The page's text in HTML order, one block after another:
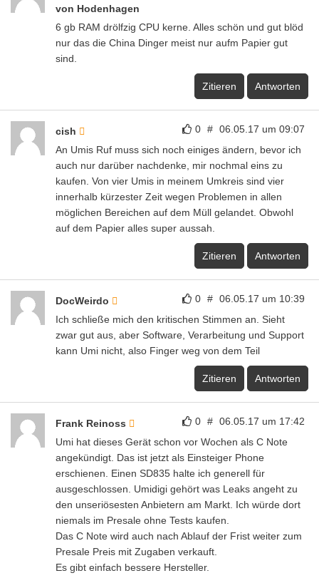
von Hodenhagen
6 gb RAM drölfzig CPU kerne. Alles schön und gut blöd
nur das die China Dinger meist nur aufm Papier gut
sind.
Zitieren Antworten
0 # 06.05.17 um 09:07
cish
An Umis Ruf muss sich noch einiges ändern, bevor ich
auch nur darüber nachdenke, mir nochmal eins zu
kaufen. Von vier Umis in meinem Umkreis sind vier
innerhalb kürzester Zeit wegen Problemen in allen
möglichen Bereichen auf dem Müll gelandet. Obwohl
auf dem Papier alles super aussah.
Zitieren Antworten
0 # 06.05.17 um 10:39
DocWeirdo
Ich schließe mich den kritischen Stimmen an. Sieht
zwar gut aus, aber Software, Verarbeitung und Support
kann Umi nicht, also Finger weg von dem Teil
Zitieren Antworten
0 # 06.05.17 um 17:42
Frank Reinoss
Umi hat dieses Gerät schon vor Wochen als C Note
angekündigt. Das ist jetzt als Einsteiger Phone
erschienen. Einen SD835 halte ich generell für
ausgeschlossen. Umidigi gehört was Leaks angeht zu
den unseriösesten Anbietern am Markt. Ich würde dort
niemals im Presale ohne Tests kaufen.
Das C Note wird auch nach Ablauf der Frist weiter zum
Presale Preis mit Zugaben verkauft.
Es gibt einfach bessere Hersteller.